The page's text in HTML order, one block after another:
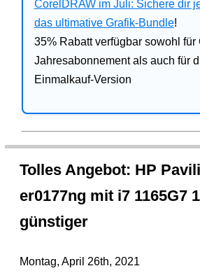
CorelDRAW im Juli: Sichere dir
das ultimative Grafik-Bundle!
35% Rabatt verfügbar sowohl für
Jahresabonnement als auch für
Einmalkauf-Version
Tolles Angebot: HP
er0177ng mit i7 1165G7
günstiger
Montag, April 26th, 2021